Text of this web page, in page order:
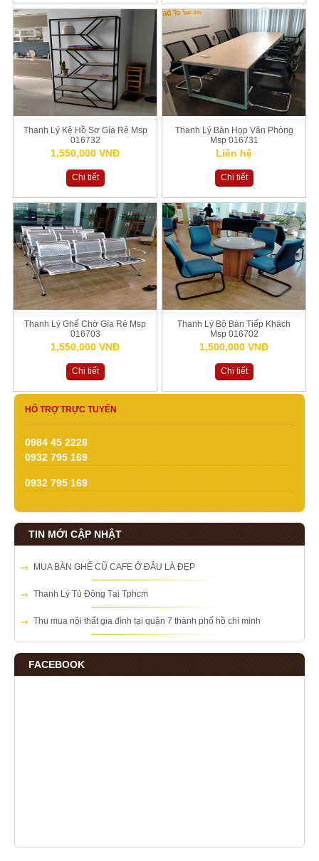
Thanh Lý Kệ Hồ Sơ Gía Rẻ Msp
016732
1,550,000 VNĐ
Chi tiết
Thanh Lý Bàn Họp Văn Phòng
Msp 016731
Liên hệ
Chi tiết
Thanh Lý Ghế Chờ Gía Rẻ Msp
016703
1,550,000 VNĐ
Chi tiết
Thanh Lý Bộ Bàn Tiếp Khách
Msp 016702
1,500,000 VNĐ
Chi tiết
HỔ TRỢ TRỰC TUYẾN
0984 45 2228
0932 795 169
0932 795 169
TIN MỚI CẬP NHẬT
MUA BÀN GHẾ CŨ CAFE Ở ĐÂU LÀ ĐẸP
Thanh Lý Tủ Đông Tại Tphcm
Thu mua nội thất gia đình tại quận 7 thành phố hồ chí minh
FACEBOOK